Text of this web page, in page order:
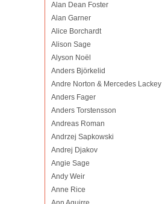
Alan Dean Foster
Alan Garner
Alice Borchardt
Alison Sage
Alyson Noël
Anders Björkelid
Andre Norton & Mercedes Lackey
Anders Fager
Anders Torstensson
Andreas Roman
Andrzej Sapkowski
Andrej Djakov
Angie Sage
Andy Weir
Anne Rice